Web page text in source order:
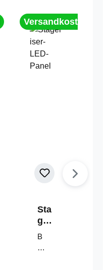
Versandkostenfrei
Sta
geri
ser-
LE
D-
B
un